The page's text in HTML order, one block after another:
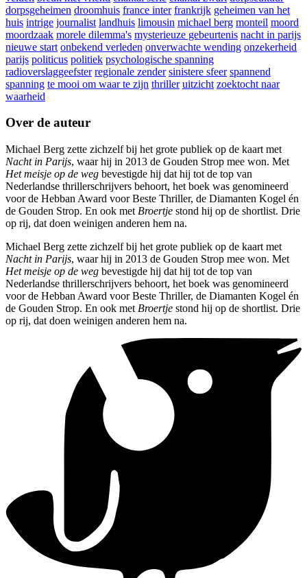
dorpsgeheimen droomhuis france inter frankrijk geheimen van het
huis intrige journalist landhuis limousin michael berg monteil moord
moordzaak morele dilemma's mysterieuze gebeurtenis nacht in parijs
nieuwe start onbekend verleden onverwachte wending onzekerheid
parijs politicus politiek psychologische spanning
radioverslaggeefster regionale zender sinistere sfeer spannend
spanning te mooi om waar te zijn thriller uitzicht zoektocht naar
waarheid
Over de auteur
Michael Berg zette zichzelf bij het grote publiek op de kaart met
Nacht in Parijs, waar hij in 2013 de Gouden Strop mee won. Met
Het meisje op de weg bevestigde hij dat hij tot de top van
Nederlandse thrillerschrijvers behoort, het boek was genomineerd
voor de Hebban Award voor Beste Thriller, de Diamanten Kogel én
de Gouden Strop. En ook met Broertje stond hij op de shortlist. Drie
op rij, dat doen weinigen anderen hem na.
Michael Berg zette zichzelf bij het grote publiek op de kaart met
Nacht in Parijs, waar hij in 2013 de Gouden Strop mee won. Met
Het meisje op de weg bevestigde hij dat hij tot de top van
Nederlandse thrillerschrijvers behoort, het boek was genomineerd
voor de Hebban Award voor Beste Thriller, de Diamanten Kogel én
de Gouden Strop. En ook met Broertje stond hij op de shortlist. Drie
op rij, dat doen weinigen anderen hem na.